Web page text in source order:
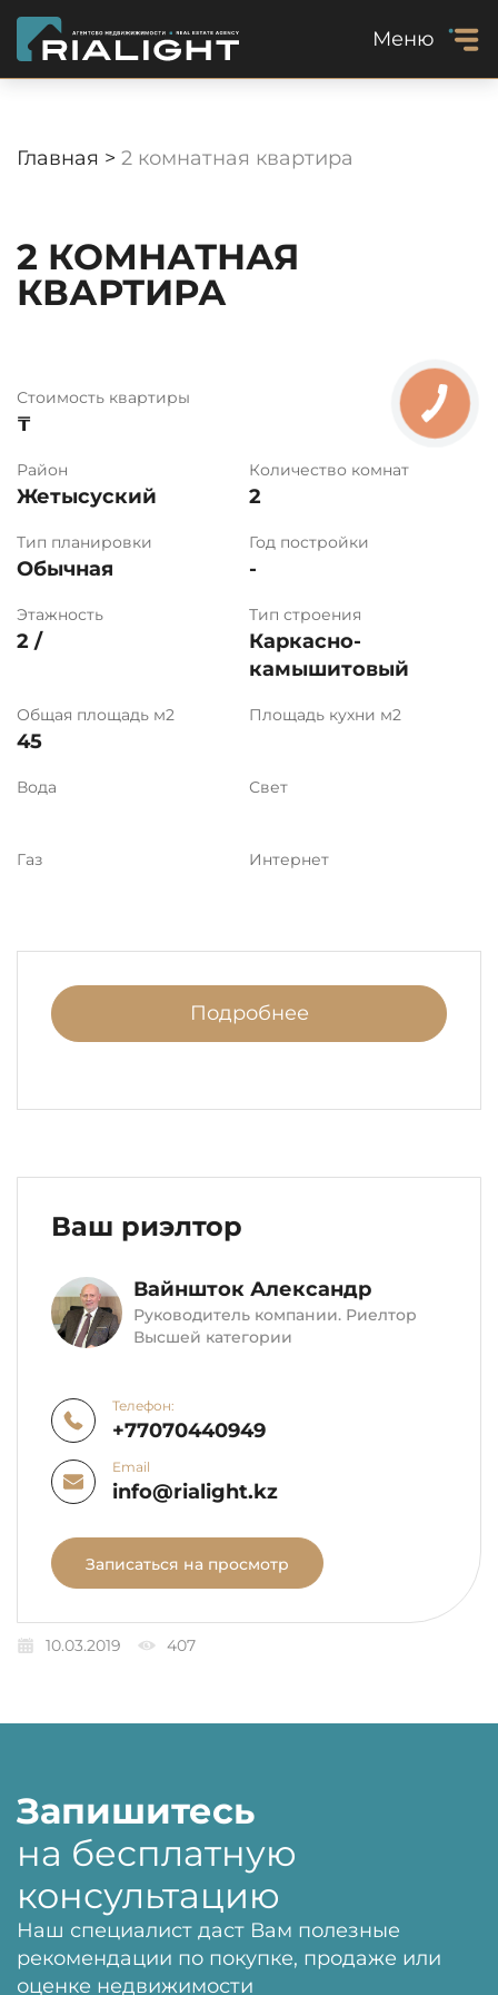
Меню
Главная > 2 комнатная квартира
2 КОМНАТНАЯ
КВАРТИРА
Стоимость квартиры
₸
Район
Жетысуский
Количество комнат
2
Тип планировки
Обычная
Год постройки
-
Этажность
2 /
Тип строения
Каркасно-
камышитовый
Общая площадь м2
45
Площадь кухни м2
Вода Свет
Газ Интернет
Подробнее
Ваш риэлтор
Вайншток Александр
Руководитель компании. Риелтор
Высшей категории
Телефон:
+77070440949
Email
info@rialight.kz
Записаться на просмотр
10.03.2019 407
Запишитесь
на бесплатную
консультацию
Наш специалист даст Вам полезные
рекомендации по покупке, продаже или
оценке недвижимости